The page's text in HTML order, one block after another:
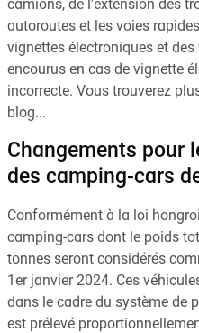
camions, de l'extension des
autoroutes et les voies
vignettes électroniques et
encourus en cas de vignette
incorrecte. Vous trouverez
blog...
Changements pour
des camping-cars
Conformément à la loi
camping-cars dont le poids
tonnes seront considérés
1er janvier 2024. Ces
dans le cadre du système de
est prélevé